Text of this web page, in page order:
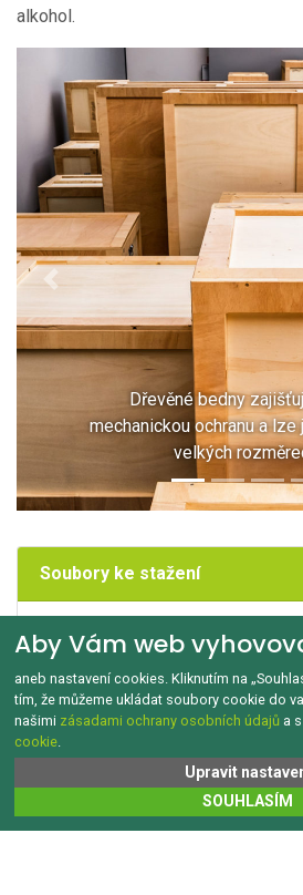
alkohol.
Dřevěné bedny
mechanickou ochranu a lze
velkých
Previous
Soubory ke stažení
GDPR a Cookies
Copyright © 1992‑2026 Jak třídit.cz
Aby Vám web
aneb nastavení cookies. Kliknutím na
tím, že můžeme ukládat soubory cookie do
našimi zásadami ochrany osobních údajů a s
cookie.
Upravit
SOUHLASÍM